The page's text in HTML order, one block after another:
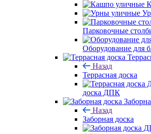
Парковочные
Оборудование для
Назад
Террасная доска
доска ДПК
Назад
Заборная доска